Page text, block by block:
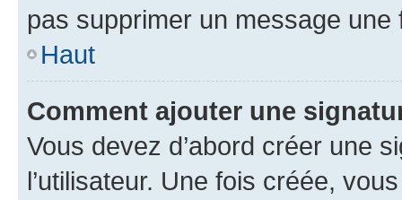
pas supprimer un message une
Haut
Comment ajouter une
Vous devez d’abord créer une
l’utilisateur. Une fois créée,